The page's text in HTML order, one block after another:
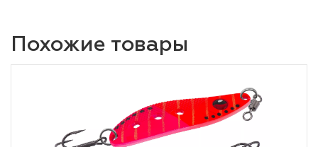
Похожие товары